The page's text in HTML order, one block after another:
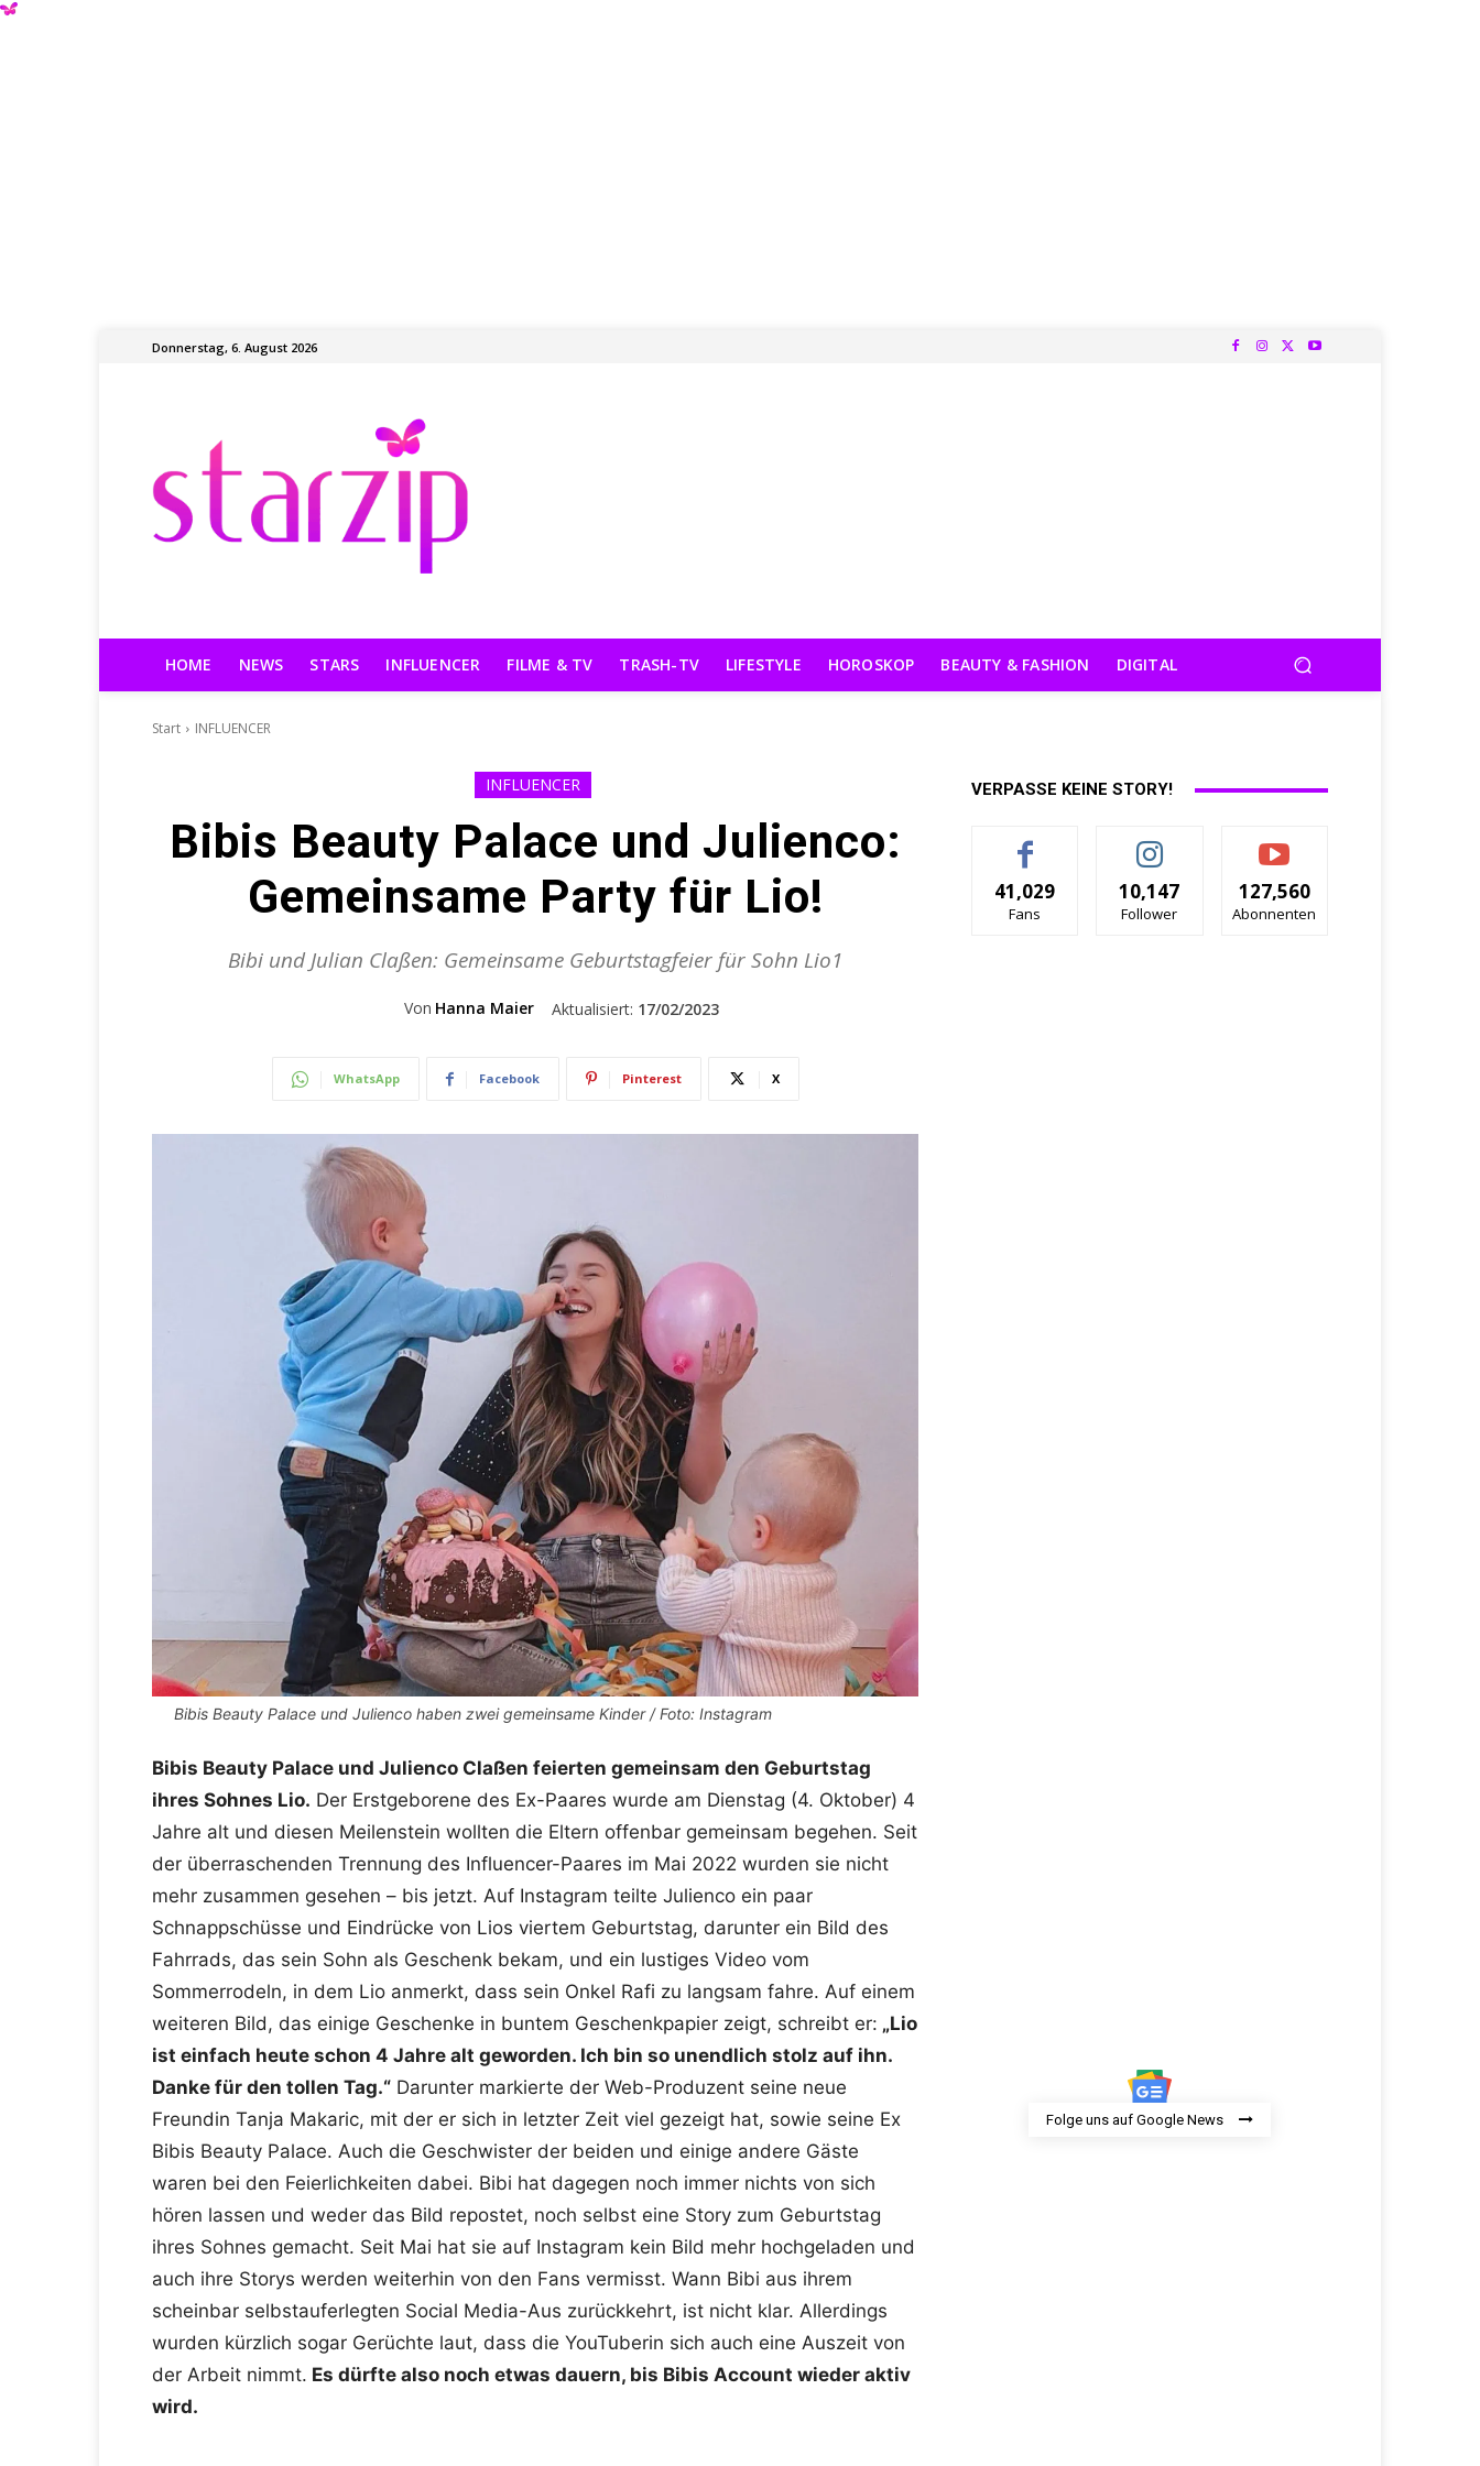
Donnerstag, 6. August 2026
HOME NEWS STARS INFLUENCER FILME & TV TRASH-TV LIFESTYLE HOROSKOP BEAUTY & FASHION DIGITAL
Start INFLUENCER
INFLUENCER
Bibis Beauty Palace und Julienco:
Gemeinsame Party für Lio!
Bibi und Julian Claßen: Gemeinsame Geburtstagfeier für Sohn Lio1
Von Hanna Maier Aktualisiert: 17/02/2023
WhatsApp Facebook Pinterest X
Bibis Beauty Palace und Julienco haben zwei gemeinsame Kinder / Foto: Instagram
Bibis Beauty Palace und Julienco Claßen feierten gemeinsam den Geburtstag
ihres Sohnes Lio. Der Erstgeborene des Ex-Paares wurde am Dienstag (4. Oktober) 4
Jahre alt und diesen Meilenstein wollten die Eltern offenbar gemeinsam begehen. Seit
der überraschenden Trennung des Influencer-Paares im Mai 2022 wurden sie nicht
mehr zusammen gesehen – bis jetzt. Auf Instagram teilte Julienco ein paar
Schnappschüsse und Eindrücke von Lios viertem Geburtstag, darunter ein Bild des
Fahrrads, das sein Sohn als Geschenk bekam, und ein lustiges Video vom
Sommerrodeln, in dem Lio anmerkt, dass sein Onkel Rafi zu langsam fahre. Auf einem
weiteren Bild, das einige Geschenke in buntem Geschenkpapier zeigt, schreibt er: „Lio
ist einfach heute schon 4 Jahre alt geworden. Ich bin so unendlich stolz auf ihn.
Danke für den tollen Tag.“ Darunter markierte der Web-Produzent seine neue
Freundin Tanja Makaric, mit der er sich in letzter Zeit viel gezeigt hat, sowie seine Ex
Bibis Beauty Palace. Auch die Geschwister der beiden und einige andere Gäste
waren bei den Feierlichkeiten dabei. Bibi hat dagegen noch immer nichts von sich
hören lassen und weder das Bild repostet, noch selbst eine Story zum Geburtstag
ihres Sohnes gemacht. Seit Mai hat sie auf Instagram kein Bild mehr hochgeladen und
auch ihre Storys werden weiterhin von den Fans vermisst. Wann Bibi aus ihrem
scheinbar selbstauferlegten Social Media-Aus zurückkehrt, ist nicht klar. Allerdings
wurden kürzlich sogar Gerüchte laut, dass die YouTuberin sich auch eine Auszeit von
der Arbeit nimmt. Es dürfte also noch etwas dauern, bis Bibis Account wieder aktiv
wird.
VERPASSE KEINE STORY!
41,029
Fans
10,147
Follower
127,560
Abonnenten
Folge uns auf Google News